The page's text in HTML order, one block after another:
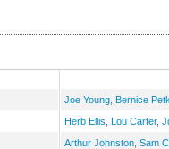
Joe Young Bernice
Herb Ellis Lou Carter,
Arthur Johnston Sam